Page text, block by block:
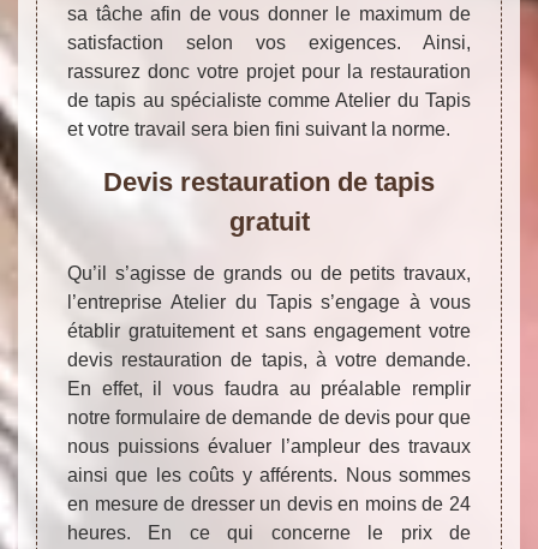
sa tâche afin de vous donner le maximum de
satisfaction selon vos exigences. Ainsi,
rassurez donc votre projet pour la restauration
de tapis au spécialiste comme Atelier du Tapis
et votre travail sera bien fini suivant la norme.
Devis restauration de tapis
gratuit
Qu’il s’agisse de grands ou de petits travaux,
l’entreprise Atelier du Tapis s’engage à vous
établir gratuitement et sans engagement votre
devis restauration de tapis, à votre demande.
En effet, il vous faudra au préalable remplir
notre formulaire de demande de devis pour que
nous puissions évaluer l’ampleur des travaux
ainsi que les coûts y afférents. Nous sommes
en mesure de dresser un devis en moins de 24
heures. En ce qui concerne le prix de